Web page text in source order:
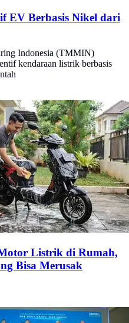
EV Berbasis Nikel dari
Indonesia (TMMIN)
kendaraan listrik berbasis
Listrik di Rumah,
Bisa Merusak